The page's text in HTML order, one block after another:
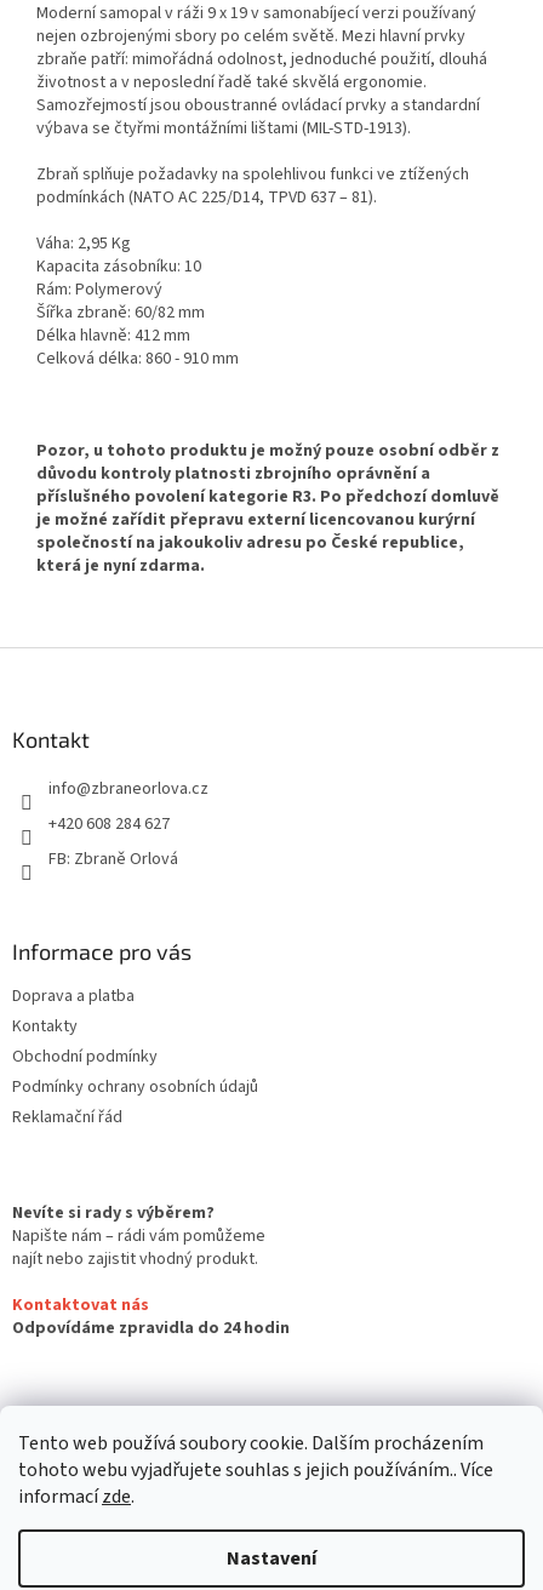
Tento web používá soubory cookie. Dalším procházením
tohoto webu vyjadřujete souhlas s jejich používáním.. Více
informacízde.
Nastavení
Moderní samopal v ráži 9 x 19 v samonabíjecí verzi používaný
nejen ozbrojenými sbory po celém světě. Mezi hlavní prvky
zbraňe patří: mimořádná odolnost, jednoduché použití, dlouhá
životnost a v neposlední řadě také skvělá ergonomie.
Samozřejmostí jsou oboustranné ovládací prvky a standardní
výbava se čtyřmi montážními lištami (MIL-STD-1913).
Zbraň splňuje požadavky na spolehlivou funkci ve ztížených
podmínkách (NATO AC 225/D14, TPVD 637 – 81).
Váha: 2,95 Kg
Kapacita zásobníku: 10
Rám: Polymerový
Šířka zbraně: 60/82 mm
Délka hlavně: 412 mm
Celková délka: 860 - 910 mm
Pozor, u tohoto produktu je možný pouze osobní odběr z
důvodu kontroly platnosti zbrojního oprávnění a
příslušného povolení kategorie R3. Po předchozí domluvě
je možné zařídit přepravu externí licencovanou kurýrní
společností na jakoukoliv adresu po České republice,
která je nyní zdarma.
Kontakt
info@zbraneorlova.cz
+420 608 284 627
FB: Zbraně Orlová
Informace pro vás
Doprava a platba
Kontakty
Obchodní podmínky
Podmínky ochrany osobních údajů
Reklamační řád
Nevíte si rady s výběrem?
Napište nám – rádi vám pomůžeme
najít nebo zajistit vhodný produkt.
Kontaktovat nás
Odpovídáme zpravidla do 24 hodin
Vytvořil Shoptet